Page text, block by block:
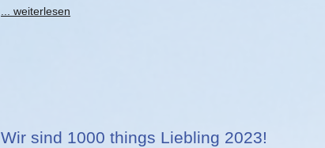
... weiterlesen
Wir sind 1000 things Liebling 2023!